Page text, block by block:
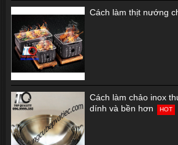
Cách làm thịt nướng
Cách làm chảo inox
dính và bền hơn
HOT